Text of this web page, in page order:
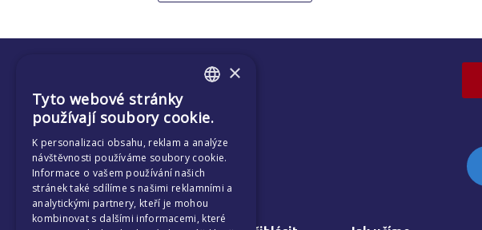
příspěvek
×
Tyto webové stránky
používají soubory cookie.
K personalizaci obsahu, reklam a analýze
návštěvnosti používáme soubory cookie.
Informace o vašem používání našich
stránek také sdílíme s našimi reklamními a
analytickými partnery, kteří je mohou
kombinovat s dalšími informacemi, které